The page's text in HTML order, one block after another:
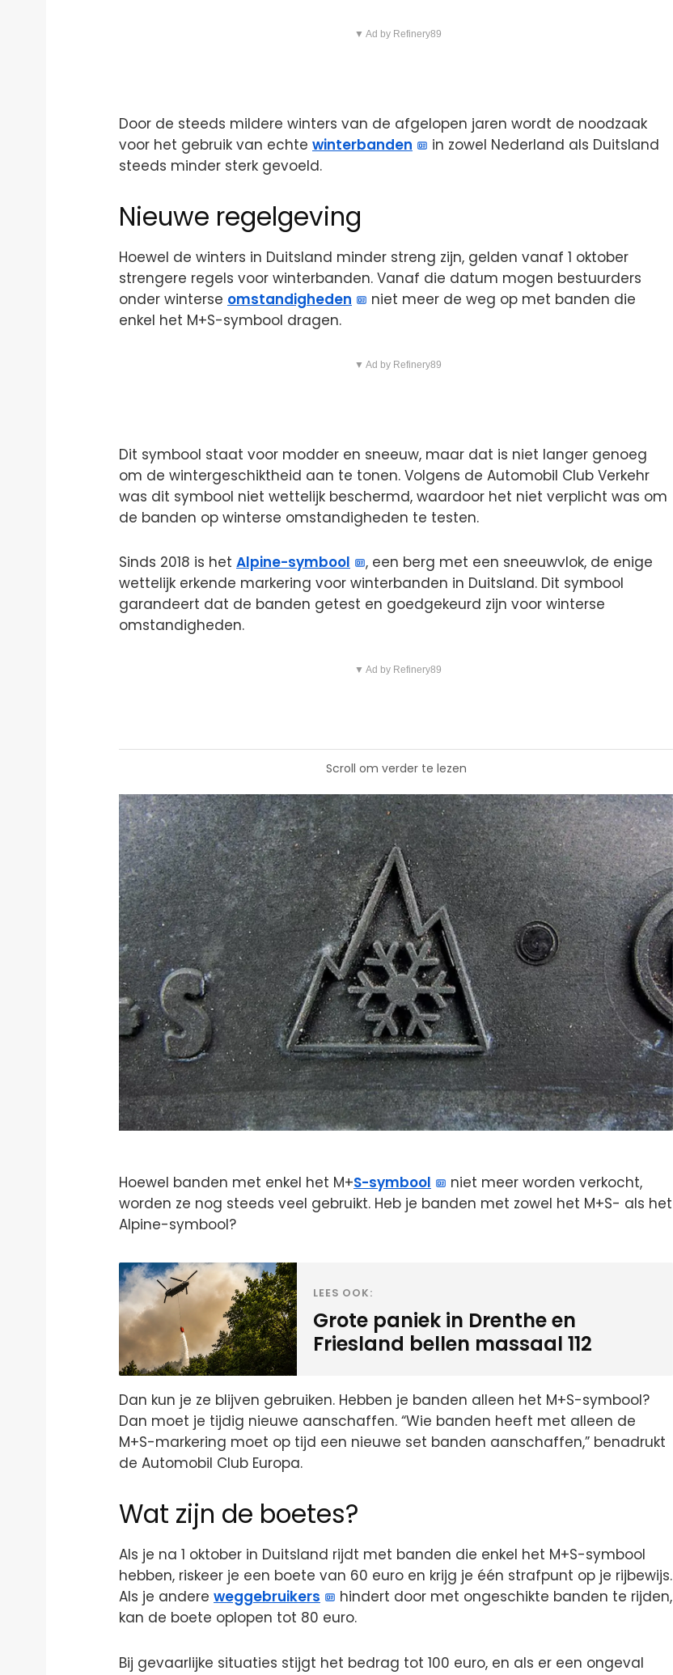
▼ Ad by Refinery89
Door de steeds mildere winters van de afgelopen jaren wordt de noodzaak
voor het gebruik van echte winterbanden
in zowel Nederland als Duitsland
steeds minder sterk gevoeld.
Nieuwe regelgeving
Hoewel de winters in Duitsland minder streng zijn, gelden vanaf 1 oktober
strengere regels voor winterbanden. Vanaf die datum mogen bestuurders
onder winterse omstandigheden
niet meer de weg op met banden die
enkel het M+S-symbool dragen.
▼ Ad by Refinery89
Dit symbool staat voor modder en sneeuw, maar dat is niet langer genoeg
om de wintergeschiktheid aan te tonen. Volgens de Automobil Club Verkehr
was dit symbool niet wettelijk beschermd, waardoor het niet verplicht was om
de banden op winterse omstandigheden te testen.
Sinds 2018 is het Alpine-symbool
, een berg met een sneeuwvlok, de enige
wettelijk erkende markering voor winterbanden in Duitsland. Dit symbool
garandeert dat de banden getest en goedgekeurd zijn voor winterse
omstandigheden.
▼ Ad by Refinery89
Scroll om verder te lezen
Hoewel banden met enkel het M+S-symbool
niet meer worden verkocht,
worden ze nog steeds veel gebruikt. Heb je banden met zowel het M+S- als het
Alpine-symbool?
LEES OOK:
Grote paniek in Drenthe en
Friesland bellen massaal 112
Dan kun je ze blijven gebruiken. Hebben je banden alleen het M+S-symbool?
Dan moet je tijdig nieuwe aanschaffen. “Wie banden heeft met alleen de
M+S-markering moet op tijd een nieuwe set banden aanschaffen,” benadrukt
de Automobil Club Europa.
Wat zijn de boetes?
Als je na 1 oktober in Duitsland rijdt met banden die enkel het M+S-symbool
hebben, riskeer je een boete van 60 euro en krijg je één strafpunt op je rijbewijs.
Als je andere weggebruikers
hindert door met ongeschikte banden te rijden,
kan de boete oplopen tot 80 euro.
Bij gevaarlijke situaties stijgt het bedrag tot 100 euro, en als er een ongeval